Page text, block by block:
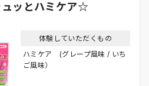
ュッとハミケア☆
体験していただくもの
ハミケア (グレープ風味 / いち
ご風味）